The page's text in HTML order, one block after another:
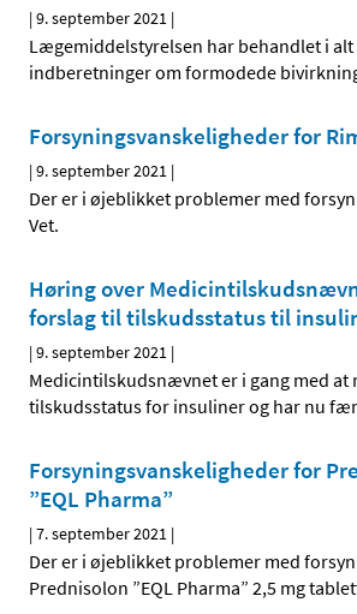
|9. september 2021 |
Lægemiddelstyrelsen har behandlet i alt
indberetninger om formodede
Forsyningsvanskeligheder for
|9. september 2021 |
Der er i øjeblikket problemer med
Vet.
Høring over
forslag til tilskudsstatus til
|9. september 2021 |
Medicintilskudsnævnet er i gang med at
tilskudsstatus for insuliner og har nu
Forsyningsvanskeligheder for
”EQL Pharma”
|7. september 2021 |
Der er i øjeblikket problemer med
Prednisolon ”EQL Pharma” 2,5 mg